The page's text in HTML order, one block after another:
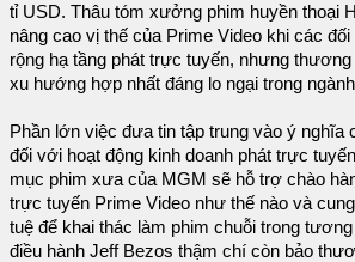
tỉ USD. Thâu tóm xưởng phim huyền thoại
nâng cao vị thế của Prime Video khi các
rộng hạ tầng phát trực tuyến, nhưng
xu hướng hợp nhất đáng lo ngại trong
Phần lớn việc đưa tin tập trung vào ý nghĩa
đối với hoạt động kinh doanh phát trực
mục phim xưa của MGM sẽ hỗ trợ chào
trực tuyến Prime Video như thế nào và
tuệ để khai thác làm phim chuỗi trong
điều hành Jeff Bezos thậm chí còn bảo